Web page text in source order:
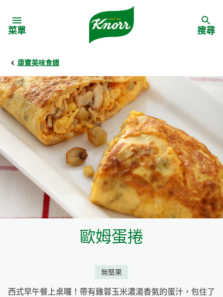
菜單 搜尋
康寶美味食譜
歐姆蛋捲
無堅果
西式早午餐上桌囉！帶有雞蓉玉米濃湯香氣的蛋汁，包住了